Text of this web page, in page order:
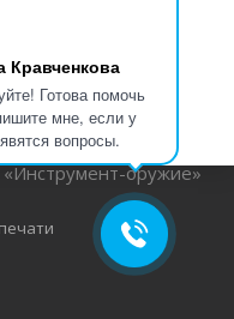
Кравченкова
Готова помочь
мне, если у
вопросы.
д.6А,
оружие»
и